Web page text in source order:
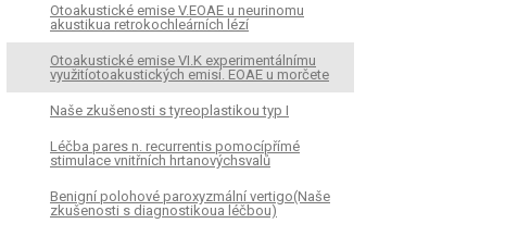
Otoakustické emise V.EOAE u neurinomu
akustikua retrokochleárních lézí
Otoakustické emise VI.K experimentálnímu
využitíotoakustických emisí. EOAE u morčete
Naše zkušenosti s tyreoplastikou typ I
Léčba pares n. recurrentis pomocípřímé
stimulace vnitřních hrtanovýchsvalů
Benigní polohové paroxyzmální vertigo(Naše
zkušenosti s diagnostikoua léčbou)